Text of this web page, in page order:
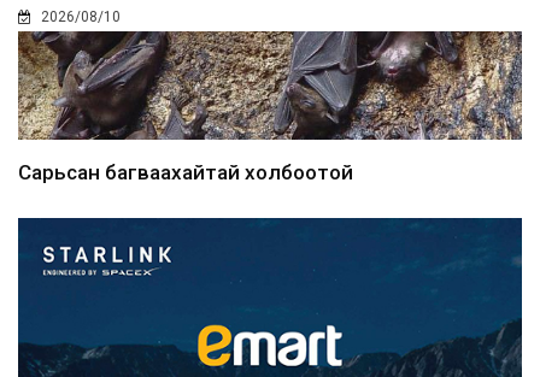
2026/08/10
Сарьсан багваахайтай холбоотой